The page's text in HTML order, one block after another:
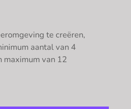
te creëren,
aantal van 4
maximum van 12